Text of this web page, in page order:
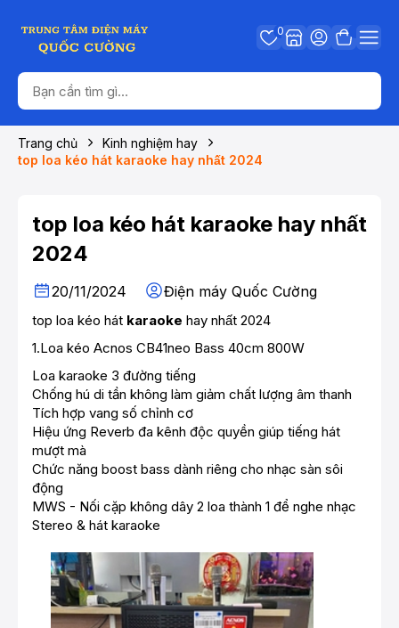
0
Trang chủ
Kinh nghiệm hay
top loa kéo hát karaoke hay nhất 2024
top loa kéo hát karaoke hay nhất
2024
20/11/2024 Điện máy Quốc Cường
top loa kéo hát karaoke hay nhất 2024
1.Loa kéo Acnos CB41neo Bass 40cm 800W
Loa karaoke 3 đường tiếng
Chống hú di tần không làm giảm chất lượng âm thanh
Tích hợp vang số chỉnh cơ
Hiệu ứng Reverb đa kênh độc quyền giúp tiếng hát
mượt mà
Chức năng boost bass dành riêng cho nhạc sàn sôi
động
MWS - Nối cặp không dây 2 loa thành 1 để nghe nhạc
Stereo & hát karaoke